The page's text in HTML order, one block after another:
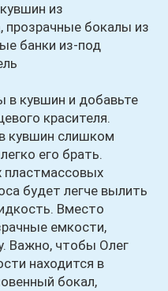
из
прозрачные бокалы из
банки из-под
кувшин и добавьте
красителя.
кувшин слишком
его брать.
пластмассовых
будет легче вылить
Вместо
емкости,
Важно, чтобы Олег
находится в
бокал,